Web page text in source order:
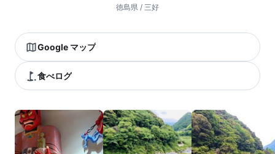
徳島県 / 三好
Google マップ
食べログ